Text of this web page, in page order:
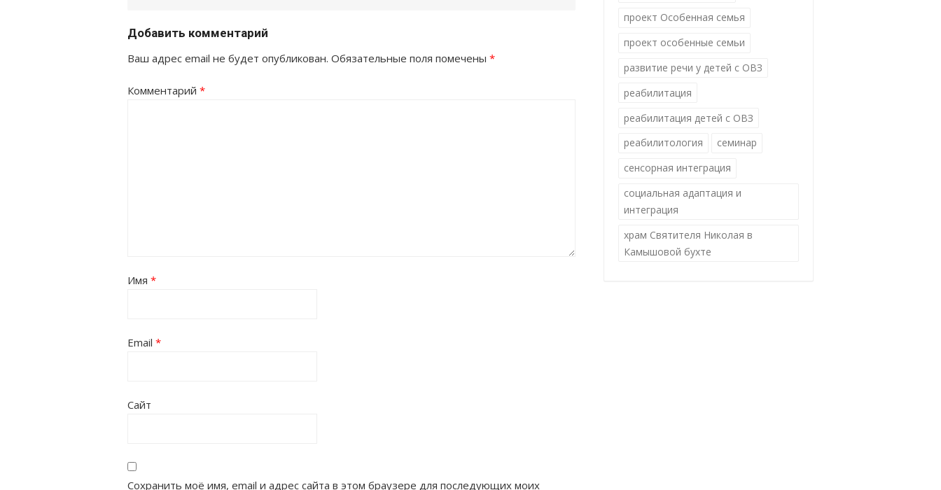
Добавить комментарий
Ваш адрес email не будет опубликован. Обязательные поля помечены *
Комментарий *
Имя *
Email *
Сайт
Сохранить моё имя, email и адрес сайта в этом браузере для последующих моих
проект Особенная семья
проект особенные семьи
развитие речи у детей с ОВЗ
реабилитация
реабилитация детей с ОВЗ
реабилитология
семинар
сенсорная интеграция
социальная адаптация и
интеграция
храм Святителя Николая в
Камышовой бухте